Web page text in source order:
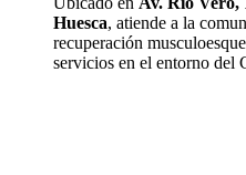
Huesca, atiende a la
recuperación
servicios en el entorno del